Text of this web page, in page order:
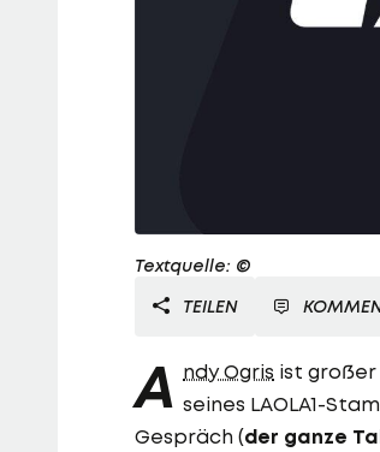
Textquelle: ©
TEILEN
A ndy Ogris ist großer
seines LAOLA1-
Gespräch (der ganze